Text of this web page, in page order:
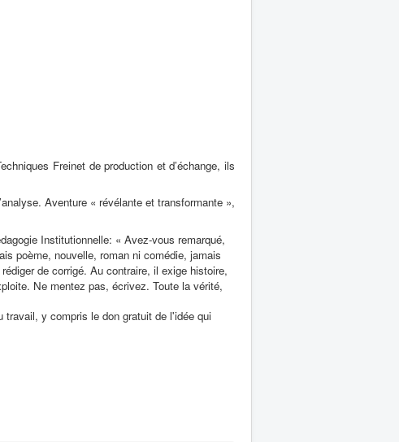
Freinet de production et d’échange, ils
Aventure « révélante et transformante »,
Institutionnelle: « Avez-vous remarqué,
poème, nouvelle, roman ni comédie, jamais
de corrigé. Au contraire, il exige histoire,
Ne mentez pas, écrivez. Toute la vérité,
travail, y compris le don gratuit de l'idée qui